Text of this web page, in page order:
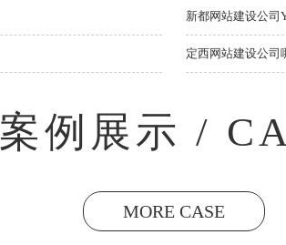
新都网站建设公司
定西网站建设公司
案例展示 /
MORE CASE